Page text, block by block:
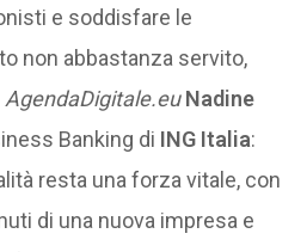
e soddisfare le
non abbastanza servito,
AgendaDigitale.eu Nadine
Banking di ING Italia:
resta una forza vitale, con
di una nuova impresa e